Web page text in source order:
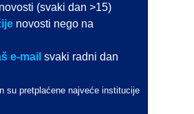
novosti (svaki dan >15)
novosti nego na
e-mail svaki radni dan
su pretplaćene najveće institucije